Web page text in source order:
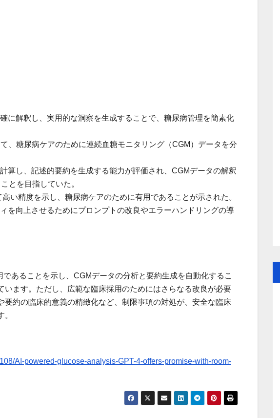
に解釈し、実用的な洞察を生成することで、糖尿病管理を簡素化
、糖尿病ケアのために連続血糖モニタリング（CGM）データを分
算し、記述的要約を生成する能力が評価され、CGMデータの解釈
とを目指していた。
い精度を示し、糖尿病ケアのために有用であることが示された。
を向上させるためにプロンプトの改良やエラーハンドリングの導
あることを示し、CGMデータの分析と要約生成を自動化するこ
ます。ただし、広範な臨床採用のためにはさらなる改良が必要
約の臨床的意義の精緻化など、制限事項の対処が、安全な臨床
AI-powered-glucose-analysis-GPT-4-offers-promise-with-room-